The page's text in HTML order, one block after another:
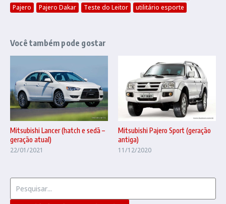
Pajero
Pajero Dakar Teste do Leitor utilitário esporte
Você também pode gostar
Mitsubishi Lancer (hatch e sedã –
geração atual)
22/01/2021
Mitsubishi Pajero Sport (geração
antiga)
11/12/2020